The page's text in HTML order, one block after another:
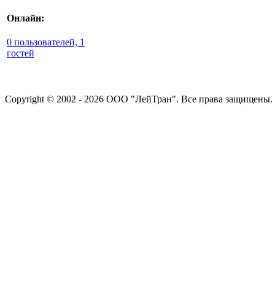
Онлайн:
0 пользователей, 1
гостей
Copyright © 2002 - 2026 ООО "ЛейТран". Все права защищены.